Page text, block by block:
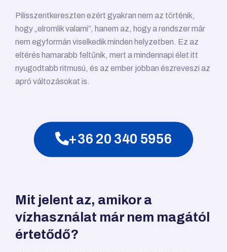
Pilisszentkereszten ezért gyakran nem az történik,
hogy „elromlik valami”, hanem az, hogy a rendszer már
nem egyformán viselkedik minden helyzetben. Ez az
eltérés hamarabb feltűnik, mert a mindennapi élet itt
nyugodtabb ritmusú, és az ember jobban észreveszi az
apró változásokat is.
+36 20 340 5956
Mit jelent az, amikor a
vízhasználat már nem magától
értetődő?